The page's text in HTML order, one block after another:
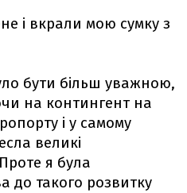
і вкрали мою сумку з
бути більш уважною,
на контингент на
і у самому
великі
я була
до такого розвитку